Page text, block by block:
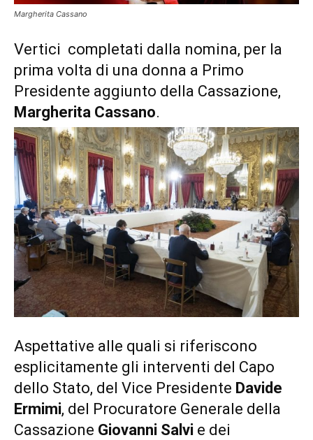
Margherita Cassano
Vertici completati dalla nomina, per la
prima volta di una donna a Primo
Presidente aggiunto della Cassazione,
Margherita Cassano.
Aspettative alle quali si riferiscono
esplicitamente gli interventi del Capo
dello Stato, del Vice Presidente Davide
Ermimi, del Procuratore Generale della
Cassazione Giovanni Salvi e dei